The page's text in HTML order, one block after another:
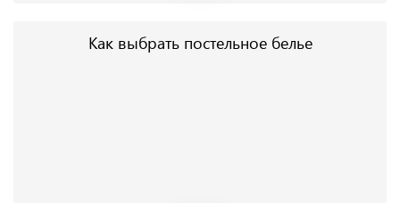
Как выбрать постельное белье